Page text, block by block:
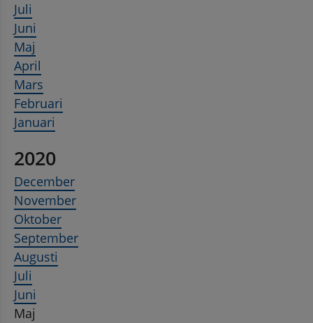
Juli
Juni
Maj
April
Mars
Februari
Januari
2020
December
November
Oktober
September
Augusti
Juli
Juni
Maj